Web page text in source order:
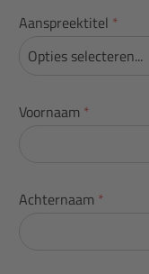
Aanspreektitel *
Voornaam *
Achternaam *